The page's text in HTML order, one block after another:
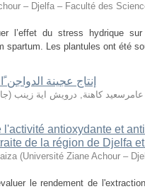
– Djelfa – Faculté des
l’effet du stress hydrique
spartum. Les plantules ont été
إنتاج عجينة
عامرسعيد كاهنة, درويش اية زينب (
l'activité antioxydante et
de la région de Djelfa
(Université Ziane Achour –
le rendement de